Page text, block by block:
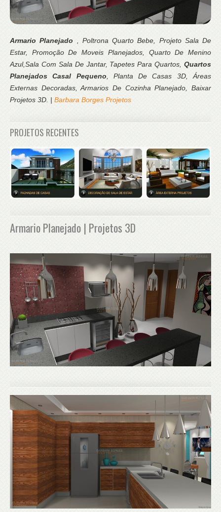
Armario Planejado , Poltrona Quarto Bebe, Projeto Sala De
Estar, Promoção De Moveis Planejados, Quarto De Menino
Azul,Sala Com Sala De Jantar, Tapetes Para Quartos, Quartos
Planejados Casal Pequeno, Planta De Casas 3D, Áreas
Externas Decoradas, Armarios De Cozinha Planejado, Baixar
Projetos 3D. | Barbara Borges Projetos
PROJETOS RECENTES
Armario Planejado | Projetos 3D